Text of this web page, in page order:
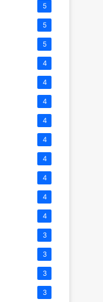
5
5
5
4
4
4
4
4
4
4
4
4
3
3
3
3